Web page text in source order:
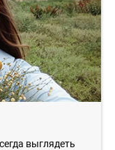
выглядеть